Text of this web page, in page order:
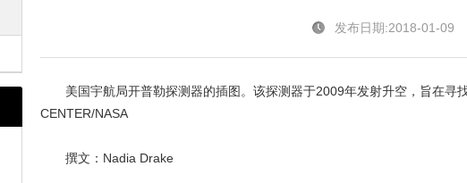
发布日期:2018-01-09
美国宇航局开普勒探测器的插图。该探测器于2009年发射升空，旨在寻
CENTER/NASA
撰文：Nadia Drake